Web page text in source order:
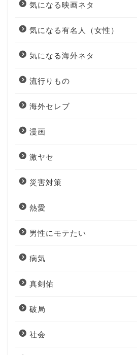
気になる映画ネタ
気になる有名人（女性）
気になる海外ネタ
流行りもの
海外セレブ
漫画
激ヤセ
災害対策
熱愛
男性にモテたい
病気
真剣佑
破局
社会